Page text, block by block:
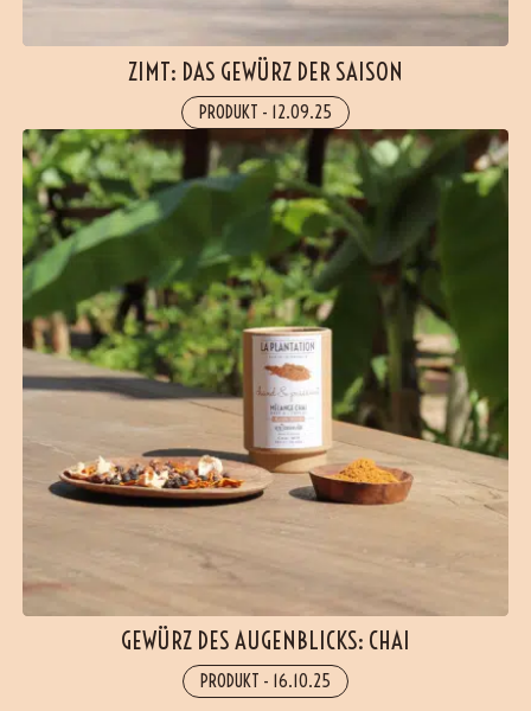
ZIMT: DAS GEWÜRZ DER SAISON
PRODUKT - 12.09.25
GEWÜRZ DES AUGENBLICKS: CHAI
PRODUKT - 16.10.25